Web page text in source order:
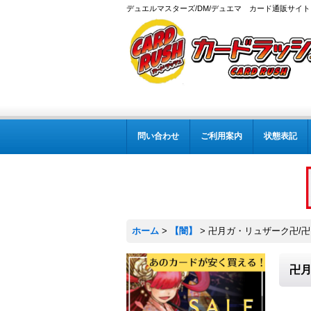
デュエルマスターズ/DM/デュエマ カード通販サイト
問い合わせ ご利用案内 状態表記
ホーム > 【闇】 > 卍月ガ・リュザーク卍/
卍